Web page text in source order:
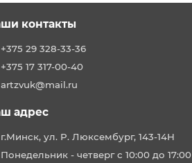
контакты
+375 29 328-33-36
+375 17 317-00-40
artzvuk@mail.ru
адрес
г.Минск, ул. Р. Люксембург, 143-14Н
Понедельник - четверг с 10:00 до 17:00